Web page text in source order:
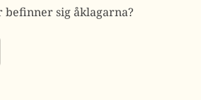
befinner sig åklagarna?